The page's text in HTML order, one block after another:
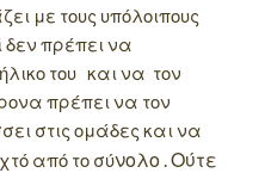
με τους υπόλοιπους
πρέπει να
του και να τον
πρέπει να τον
στις ομάδες και να
από το σύνολο . Ούτε